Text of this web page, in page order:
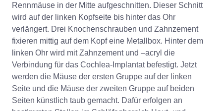
Rennmäuse in der Mitte aufgeschnitten. Dieser Schnitt
wird auf der linken Kopfseite bis hinter das Ohr
verlängert. Drei Knochenschrauben und Zahnzement
fixieren mittig auf dem Kopf eine Metallbox. Hinter dem
linken Ohr wird mit Zahnzement und –acryl die
Verbindung für das Cochlea-Implantat befestigt. Jetzt
werden die Mäuse der ersten Gruppe auf der linken
Seite und die Mäuse der zweiten Gruppe auf beiden
Seiten künstlich taub gemacht. Dafür erfolgen an